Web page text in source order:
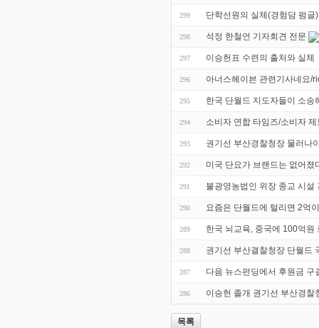
299 단학선원의 실체(경험담 펌글)
298 석정 한철언 기자회견 전문
297 이승헌표 수련의 출처와 실체
296 아너스헤이븐 관련기사네요/
295 한국 단월드 지도자들이 소송
294 소비자 연합 타임즈/소비자
293 권기선 부산경찰청장 물러나
292 미국 단요가 브랜드는 없어졌
291 불광영농법인 위장 종교 시
290 요즘은 단월드에 털리면 2억
289 한국 뇌교육, 중국에 100억원
288 권기선 부산결찰청장 단월드
287 다음 뉴스펀딩에서 후원금
286 이승헌 졸개 권기선 부산경찰
목록